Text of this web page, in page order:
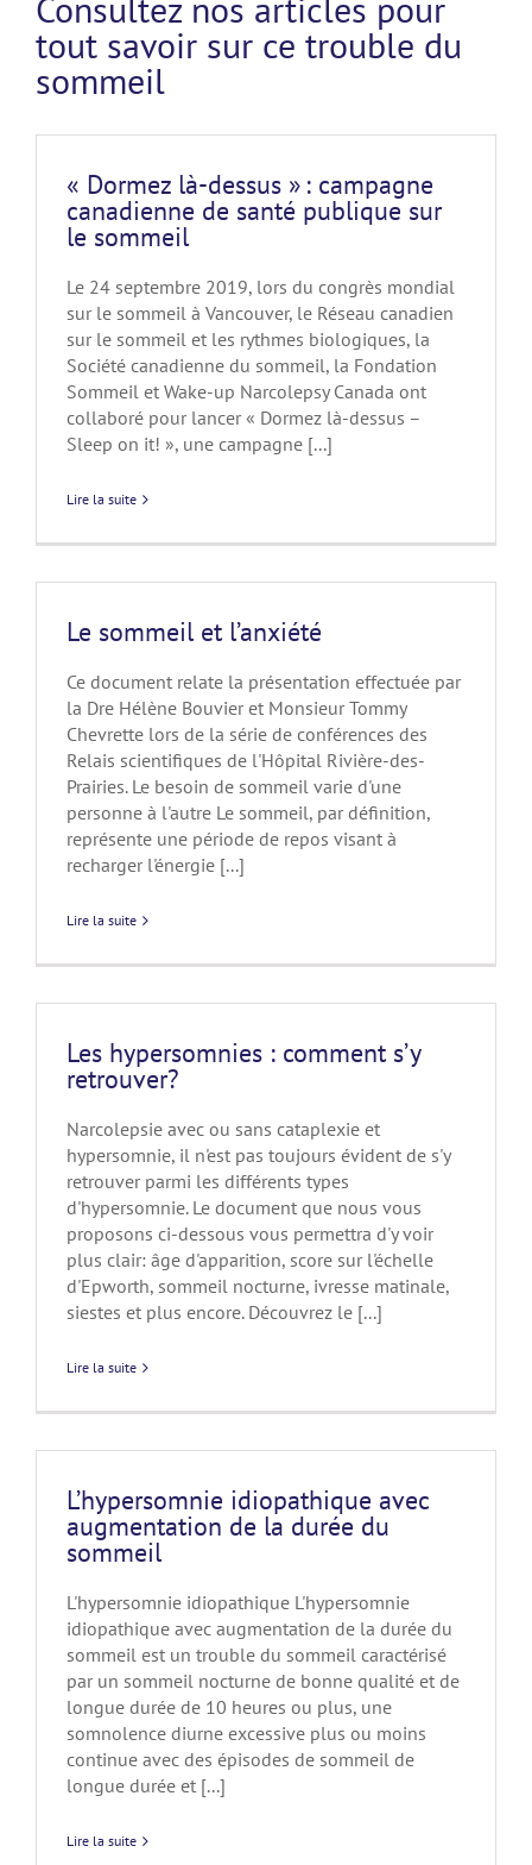
tout savoir sur ce trouble du
sommeil
« Dormez là-dessus » : campagne
canadienne de santé publique sur
le sommeil
Le 24 septembre 2019, lors du congrès mondial
sur le sommeil à Vancouver, le Réseau canadien
sur le sommeil et les rythmes biologiques, la
Société canadienne du sommeil, la Fondation
Sommeil et Wake-up Narcolepsy Canada ont
collaboré pour lancer « Dormez là-dessus –
Sleep on it! », une campagne [...]
Lire la suite
Le sommeil et l’anxiété
Ce document relate la présentation effectuée par
la Dre Hélène Bouvier et Monsieur Tommy
Chevrette lors de la série de conférences des
Relais scientifiques de l'Hôpital Rivière-des-
Prairies. Le besoin de sommeil varie d'une
personne à l'autre Le sommeil, par définition,
représente une période de repos visant à
recharger l'énergie [...]
Lire la suite
Les hypersomnies : comment s’y
retrouver?
Narcolepsie avec ou sans cataplexie et
hypersomnie, il n'est pas toujours évident de s'y
retrouver parmi les différents types
d'hypersomnie. Le document que nous vous
proposons ci-dessous vous permettra d'y voir
plus clair: âge d'apparition, score sur l'échelle
d'Epworth, sommeil nocturne, ivresse matinale,
siestes et plus encore. Découvrez le [...]
Lire la suite
L’hypersomnie idiopathique avec
augmentation de la durée du
sommeil
L'hypersomnie idiopathique L'hypersomnie
idiopathique avec augmentation de la durée du
sommeil est un trouble du sommeil caractérisé
par un sommeil nocturne de bonne qualité et de
longue durée de 10 heures ou plus, une
somnolence diurne excessive plus ou moins
continue avec des épisodes de sommeil de
longue durée et [...]
Lire la suite